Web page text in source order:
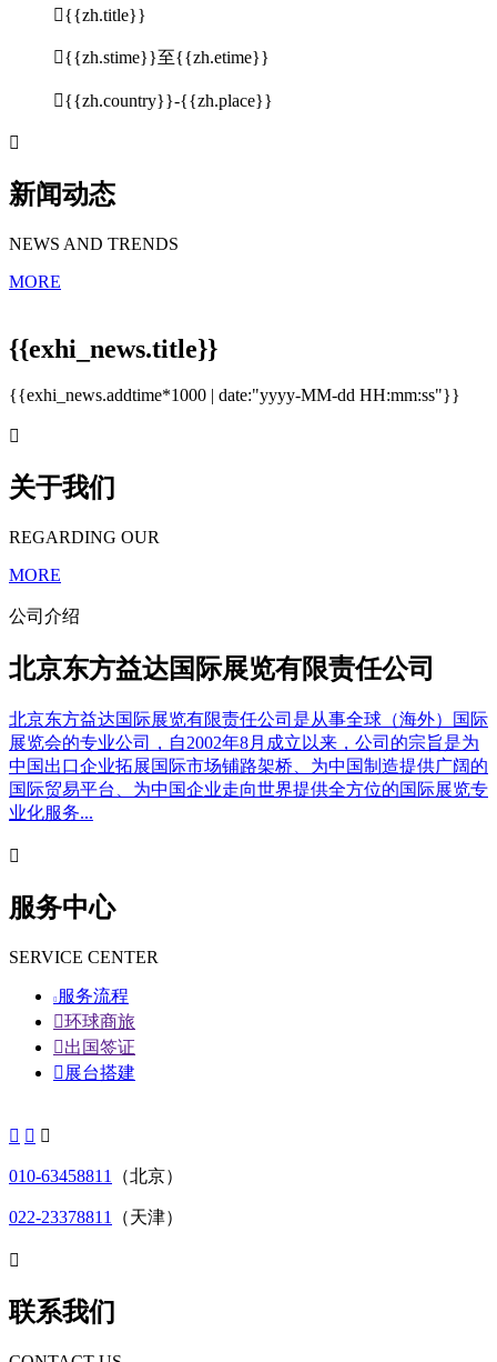
{{zh.title}}
{{zh.stime}}至{{zh.etime}}
{{zh.country}}-{{zh.place}}

新闻动态
NEWS AND TRENDS
MORE
{{exhi_news.title}}
{{exhi_news.addtime*1000 | date:"yyyy-MM-dd HH:mm:ss"}}

关于我们
REGARDING OUR
MORE
公司介绍
北京东方益达国际展览有限责任公司
北京东方益达国际展览有限责任公司是从事全球（海外）国际
展览会的专业公司，自2002年8月成立以来，公司的宗旨是为
中国出口企业拓展国际市场铺路架桥、为中国制造提供广阔的
国际贸易平台、为中国企业走向世界提供全方位的国际展览专
业化服务...

服务中心
SERVICE CENTER
 服务流程
环球商旅
出国签证
 展台搭建
  
010-63458811 （北京）
022-23378811 （天津）

联系我们